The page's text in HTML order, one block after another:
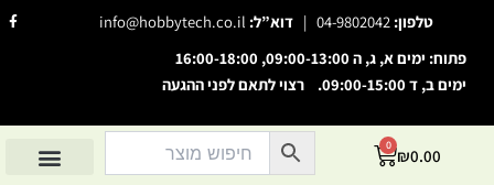
visibility_off השבת את ההבזקים
סמן כותרות
צבע רקע
טלפון: 04-9802042
| דוא”ל: info@hobbytech.co.il
F
a
פתוח: ימים א, ג, ה 09:00-13:00, 16:00-18:00
ימים ב, ד 09:00-15:00. רצוי לתאם לפני ההגעה
₪0.00
0
עגלת